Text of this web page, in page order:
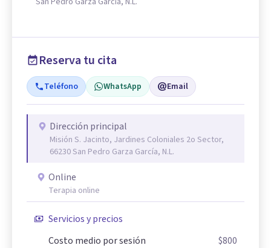
Reserva tu cita
Teléfono WhatsApp Email
Dirección principal
Misión S. Jacinto, Jardines Coloniales 2o Sector,
66230 San Pedro Garza García, N.L.
Online
Terapia online
Servicios y precios
Costo medio por sesión
$800